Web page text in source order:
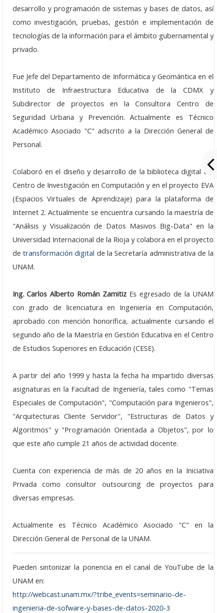
Junio: 20
Mayo: 16
Marzo: 21
Febrero: 14
Enero: 24
Histórico
Seminarios
Seminarios 2024
Seminarios 2023
Seminarios 2022
Seminarios 2021
Seminarios 2019
Seminarios 2018
Seminarios 2017
Seminarios 2015
Seminarios 2014
Seminarios 2013
Seminarios 2012
Seminarios 2011
Seminarios 2010
Seminarios 2008
Seminarios 2007
Seminarios 2006
Talleres
desarrollo y programación de sistemas y bases de datos, así
como investigación, pruebas, gestión e implementación de
tecnologías de la información para el ámbito gubernamental y
privado.
Fue Jefe del Departamento de Informática y Geomántica en el
Instituto de Infraestructura Educativa de la CDMX y
Subdirector de proyectos en la Consultora Centro de
Seguridad Urbana y Prevención. Actualmente es Técnico
Académico Asociado "C" adscrito a la Dirección General de
Personal.
Colaboró en el diseño y desarrollo de la biblioteca digital del
Centro de Investigación en Computación y en el proyecto EVA
(Espacios Virtuales de Aprendizaje) para la plataforma de
Internet 2. Actualmente se encuentra cursando la maestría de
"Análisis y Visualización de Datos Masivos Big-Data" en la
Universidad Internacional de la Rioja y colabora en el proyecto
de transformación digital de la Secretaría administrativa de la
UNAM.
Ing. Carlos Alberto Román Zamitiz Es egresado de la UNAM
con grado de licenciatura en Ingeniería en Computación,
aprobado con mención honorífica, actualmente cursando el
segundo año de la Maestría en Gestión Educativa en el Centro
de Estudios Superiores en Educación (CESE).
A partir del año 1999 y hasta la fecha ha impartido diversas
asignaturas en la Facultad de Ingeniería, tales como "Temas
Especiales de Computación", "Computación para Ingenieros",
"Arquitecturas Cliente Servidor", "Estructuras de Datos y
Algoritmos" y "Programación Orientada a Objetos", por lo
que este año cumple 21 años de actividad docente.
Cuenta con experiencia de más de 20 años en la Iniciativa
Privada como consultor outsourcing de proyectos para
diversas empresas.
Actualmente es Técnico Académico Asociado "C" en la
Dirección General de Personal de la UNAM.
Pueden sintonizar la ponencia en el canal de YouTube de la
UNAM en:
http://webcast.unam.mx/?tribe_events=seminario-de-
ingenieria-de-sofware-y-bases-de-datos-2020-3